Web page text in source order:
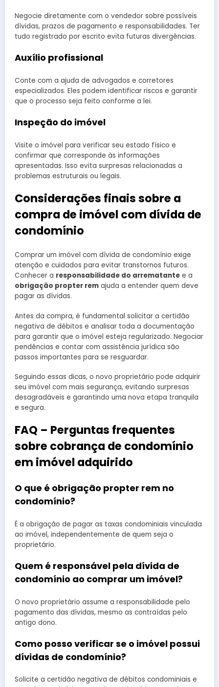
Negocie diretamente com o vendedor sobre possíveis
dívidas, prazos de pagamento e responsabilidades. Ter
tudo registrado por escrito evita futuras divergências.
Auxílio profissional
Conte com a ajuda de advogados e corretores
especializados. Eles podem identificar riscos e garantir
que o processo seja feito conforme a lei.
Inspeção do imóvel
Visite o imóvel para verificar seu estado físico e
confirmar que corresponde às informações
apresentadas. Isso evita surpresas relacionadas a
problemas estruturais ou legais.
Considerações finais sobre a
compra de imóvel com dívida de
condomínio
Comprar um imóvel com dívida de condomínio exige
atenção e cuidados para evitar transtornos futuros.
Conhecer a responsabilidade do arrematante e a
obrigação propter rem ajuda a entender quem deve
pagar as dívidas.
Antes da compra, é fundamental solicitar a certidão
negativa de débitos e analisar toda a documentação
para garantir que o imóvel esteja regularizado. Negociar
pendências e contar com assistência jurídica são
passos importantes para se resguardar.
Seguindo essas dicas, o novo proprietário pode adquirir
seu imóvel com mais segurança, evitando surpresas
desagradáveis e garantindo uma nova etapa tranquila
e segura.
FAQ – Perguntas frequentes
sobre cobrança de condomínio
em imóvel adquirido
O que é obrigação propter rem no
condomínio?
É a obrigação de pagar as taxas condominiais vinculada
ao imóvel, independentemente de quem seja o
proprietário.
Quem é responsável pela dívida de
condomínio ao comprar um imóvel?
O novo proprietário assume a responsabilidade pelo
pagamento das dívidas, mesmo as contraídas pelo
antigo dono.
Como posso verificar se o imóvel possui
dívidas de condomínio?
Solicite a certidão negativa de débitos condominiais e